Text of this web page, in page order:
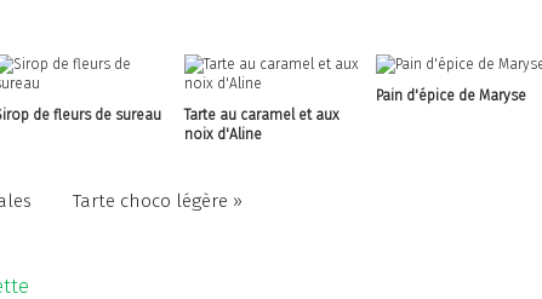
de fleurs de sureau
Tarte au caramel et aux
noix d'Aline
Pain d'épice de Maryse
Tarte choco légère »